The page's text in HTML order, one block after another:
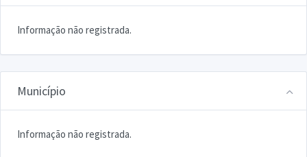
Informação não registrada.
Município
Informação não registrada.